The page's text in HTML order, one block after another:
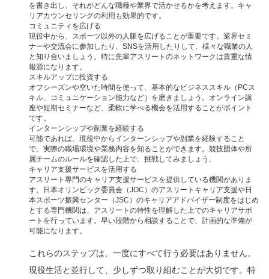
を書き出し、それがどんな職種や業界で活かせるかを考えます。キャ
リアカウンセリングの利用も効果的です。
コミュニティを広げる
現役中から、スポーツ以外の人脈を広げることが重要です。業界セミ
ナーや交流会に参加したり、SNSを活用したりして、様々な職業の人
と知り合いましょう。特に先輩アスリートのネットワークは貴重な情
報源になります。
スキルアップに投資する
オフシーズンや空いた時間を使って、基本的なビジネススキル（PCス
キル、コミュニケーション能力など）を磨きましょう。オンライン講
座や短期セミナーなど、柔軟に学べる機会を活用することがポイント
です。
インターンシップや副業を経験する
可能であれば、現役中からインターンシップや副業を経験すること
で、実際の職場環境や業務内容を知ることができます。競技団体や所
属チームのルールを確認した上で、挑戦してみましょう。
キャリア支援サービスを活用する
アスリート専門のキャリア支援サービスを提供している機関がありま
す。日本オリンピック委員会（JOC）のアスリートキャリア支援や日
本スポーツ振興センター（JSC）のキャリアアドバイザー制度をはじめ
とする専門機関は、アスリートの特性を理解した上でのキャリアサポ
ートを行っています。早い段階から相談することで、計画的な準備が
可能になります。
これらのステップは、一度にすべて行う必要はありません。
現役生活と並行して、少しずつ取り組むことが大切です。特